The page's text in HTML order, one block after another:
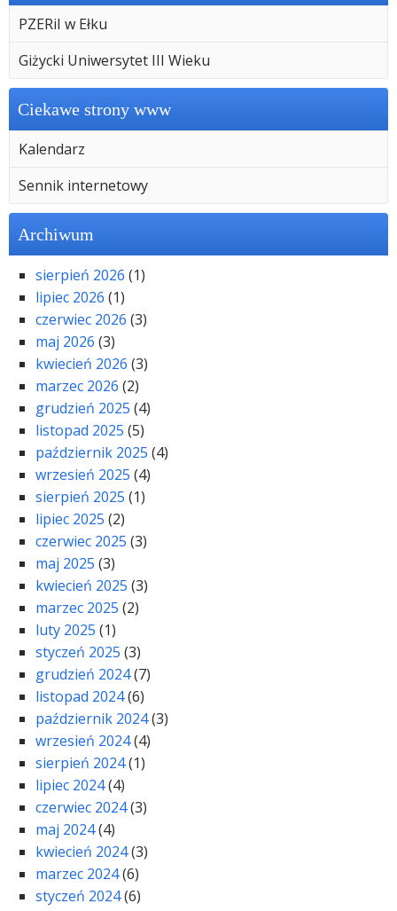
PZERiI w Ełku
Giżycki Uniwersytet III Wieku
Ciekawe strony www
Kalendarz
Sennik internetowy
Archiwum
sierpień 2026 (1)
lipiec 2026 (1)
czerwiec 2026 (3)
maj 2026 (3)
kwiecień 2026 (3)
marzec 2026 (2)
grudzień 2025 (4)
listopad 2025 (5)
październik 2025 (4)
wrzesień 2025 (4)
sierpień 2025 (1)
lipiec 2025 (2)
czerwiec 2025 (3)
maj 2025 (3)
kwiecień 2025 (3)
marzec 2025 (2)
luty 2025 (1)
styczeń 2025 (3)
grudzień 2024(7)
listopad 2024(6)
październik 2024(3)
wrzesień 2024(4)
sierpień 2024(1)
lipiec 2024(4)
czerwiec 2024(3)
maj 2024(4)
kwiecień 2024(3)
marzec 2024(6)
styczeń 2024(6)